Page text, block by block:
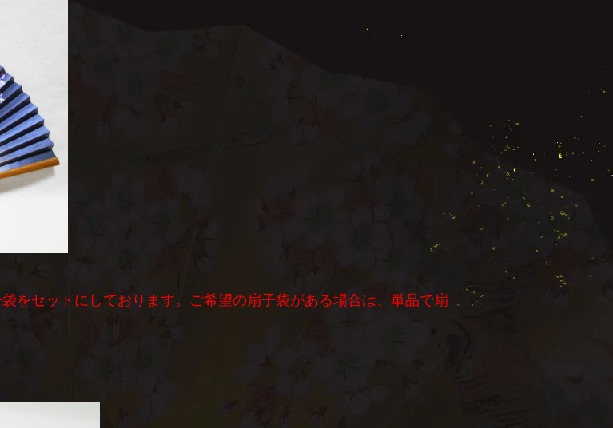
をセットにしております。ご希望の扇子袋がある場合は、単品で扇